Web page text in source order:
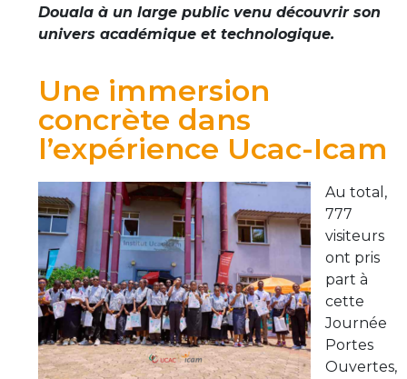
Douala à un large public venu découvrir son
univers académique et technologique.
Une immersion
concrète dans
l’expérience Ucac-Icam
Au total,
777
visiteurs
ont pris
part à
cette
Journée
Portes
Ouvertes,